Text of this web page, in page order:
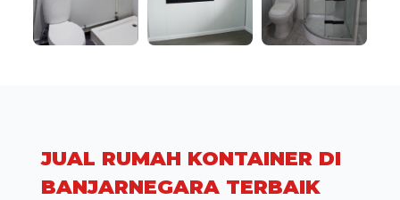
JUAL RUMAH KONTAINER DI
BANJARNEGARA TERBAIK